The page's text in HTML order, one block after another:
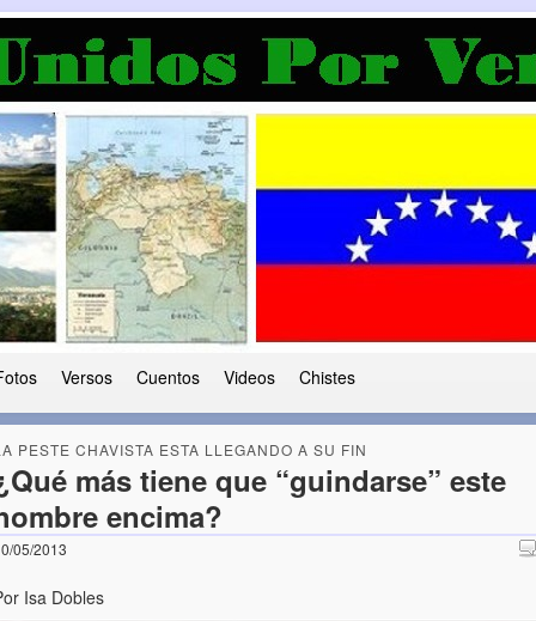
Democracia
le ha caido a esta tierra
Versos Cuentos Videos Chistes
PESTE CHAVISTA ESTA LLEGANDO A SU FIN
más tiene que “guindarse” este
encima?
05/2013
Isa Dobles